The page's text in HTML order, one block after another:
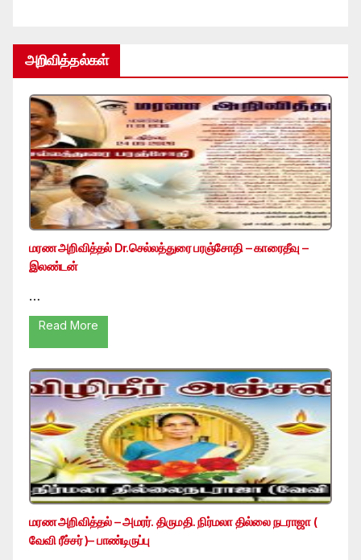
அறிவித்தல்கள்
மரண அறிவித்தல் Dr.செல்லத்துரை பரஞ்சோதி – காரைதீவு –
இலண்டன்
…
Read More
மரண அறிவித்தல் – அமரர். திருமதி. நிர்மலா தில்லை நடராஜா (
வேவி ரீச்சர் )– பாண்டிருப்பு